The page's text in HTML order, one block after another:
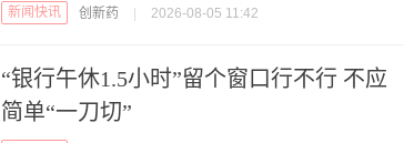
新闻快讯 创新药 2026-08-05 11:42
“银行午休1.5小时”留个窗口行不行 不应
简单“一刀切”